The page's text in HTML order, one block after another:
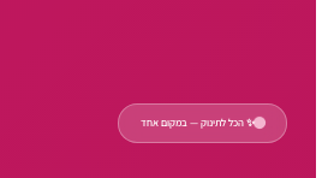
✨ הכל לתינוק — במקום אחד